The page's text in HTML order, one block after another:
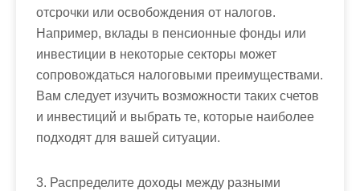
отсрочки или освобождения от налогов.
Например, вклады в пенсионные фонды или
инвестиции в некоторые секторы может
сопровождаться налоговыми преимуществами.
Вам следует изучить возможности таких счетов
и инвестиций и выбрать те, которые наиболее
подходят для вашей ситуации.
3. Распределите доходы между разными